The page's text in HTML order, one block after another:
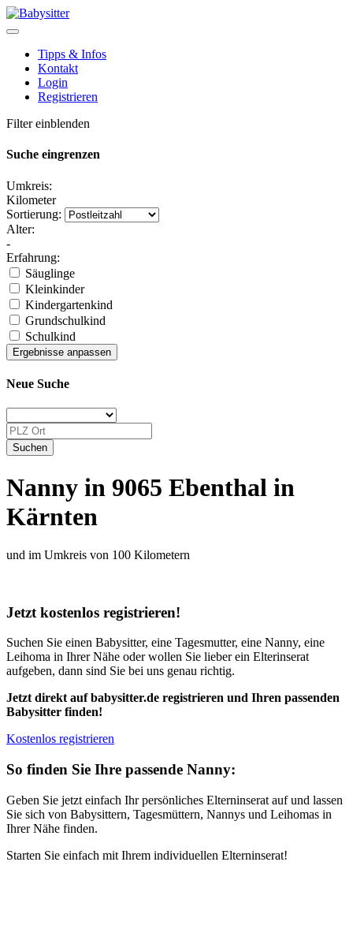
Tipps & Infos
Kontakt
Login
Registrieren
Filter einblenden
Suche eingrenzen
Umkreis:
Kilometer
Sortierung:
Alter:
-
Erfahrung:
Säuglinge
Kleinkinder
Kindergartenkind
Grundschulkind
Schulkind
Neue Suche
Nanny in 9065 Ebenthal in
Kärnten
und im Umkreis von 100 Kilometern
Jetzt kostenlos registrieren!
Suchen Sie einen Babysitter, eine Tagesmutter, eine Nanny, eine
Leihoma in Ihrer Nähe oder wollen Sie lieber ein Elterinserat
aufgeben, dann sind Sie bei uns genau richtig.
Jetzt direkt auf babysitter.de registrieren und Ihren passenden
Babysitter finden!
Kostenlos registrieren
So finden Sie Ihre passende Nanny:
Geben Sie jetzt einfach Ihr persönliches Elterninserat auf und lassen
Sie sich von Babysittern, Tagesmüttern, Nannys und Leihomas in
Ihrer Nähe finden.
Starten Sie einfach mit Ihrem individuellen Elterninserat!